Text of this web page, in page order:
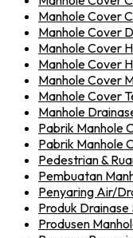
Manhole Cover
Manhole Cover
Manhole Cover
Manhole Cover
Manhole Cover
Manhole Cover
Manhole
Pabrik Manhole
Pabrik Manhole
Pedestrian &
Pembuatan
Penyaring Air/
Produk
Produsen